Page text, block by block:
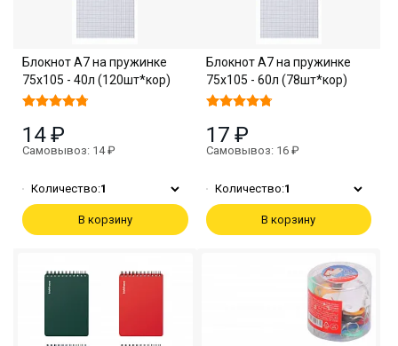
Блокнот А7 на пружинке
75х105 - 40л (120шт*кор)
14 ₽
Самовывоз: 14 ₽
Количество:1
В корзину
Блокнот А7 на пружинке
75х105 - 60л (78шт*кор)
17 ₽
Самовывоз: 16 ₽
Количество:1
В корзину